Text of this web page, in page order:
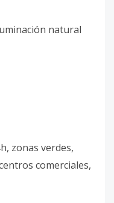
natural
zonas verdes,
comerciales,